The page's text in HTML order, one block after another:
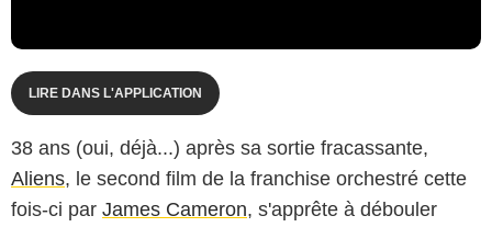
LIRE DANS L'APPLICATION
38 ans (oui, déjà...) après sa sortie fracassante,
Aliens, le second film de la franchise orchestré cette
fois-ci par James Cameron, s'apprête à débouler